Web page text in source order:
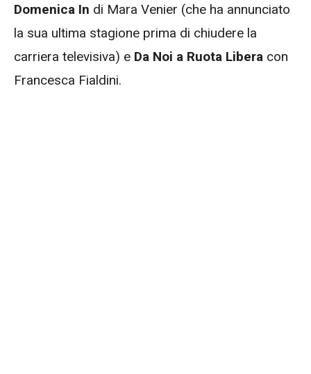
Domenica In di Mara Venier (che ha annunciato
la sua ultima stagione prima di chiudere la
carriera televisiva) e Da Noi a Ruota Libera con
Francesca Fialdini.